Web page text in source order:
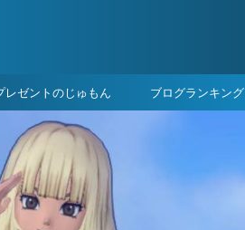
レゼントのじゅもん ブログランキング